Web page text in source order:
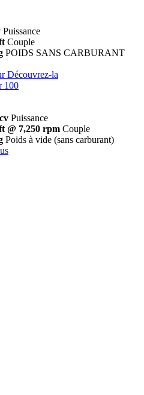
Puissance
Couple
POIDS SANS CARBURANT
Découvrez-la
100
Puissance
@ 7,250 rpm Couple
Poids à vide (sans carburant)